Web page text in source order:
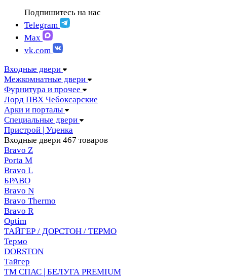
ЛОРД Чебоксары
Складные двери
Скрытые двери
FELICIA | Феличия
FUTURISTIC | Футуристик
ITALY | Италия
KANTRI | Кантри
LUMI LINE | Люми лайн
MIA MARIA | Мия Мария
MILETTI | Милетти
MODERN | Модерн
MOLLE | Молле
MONTE | Монте
PRIMA | Прима
RENAISSANCE | Ренессанс
RILIEVO | Рильево
STYLE | Стайл
TECHNO | Техно
TOCCO | ТОККО
VILLA KANTRI | Вилла кантри
Подпишитесь на нас
Telegram
Max
vk.com
Входные двери
Межкомнатные двери
Фурнитура и прочее
Лорд ПВХ Чебоксарские
Арки и порталы
Специальные двери
Пристрой | Уценка
Входные двери 467 товаров
Bravo Z
Porta М
Bravo L
БРАВО
Bravo N
Bravo Thermo
Bravo R
Optim
ТАЙГЕР / ДОРСТОН / ТЕРМО
Термо
DORSTON
Тайгер
ТМ СПАС | БЕЛУГА PREMIUM